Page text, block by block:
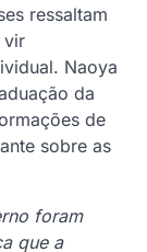
ressaltam
vir
Naoya
da
de
sobre as
foram
que a